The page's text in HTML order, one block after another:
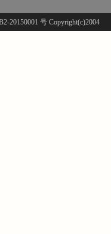
20150001 号 Copyright(c)2004